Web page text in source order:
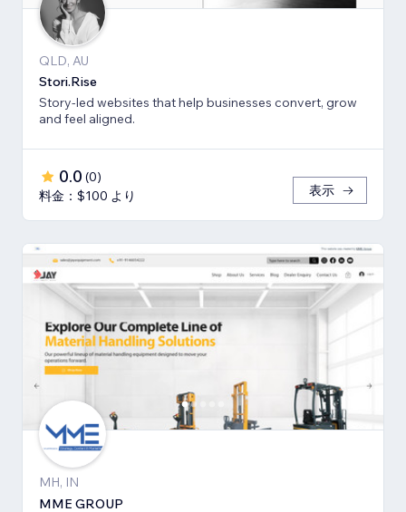
QLD, AU
Stori.Rise
Story-led websites that help businesses convert, grow
and feel aligned.
0.0 (0)
料金：$100 より
表示
MH, IN
MME GROUP